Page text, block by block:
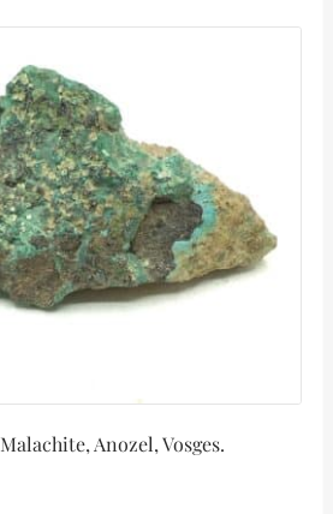
Malachite, Anozel, Vosges.